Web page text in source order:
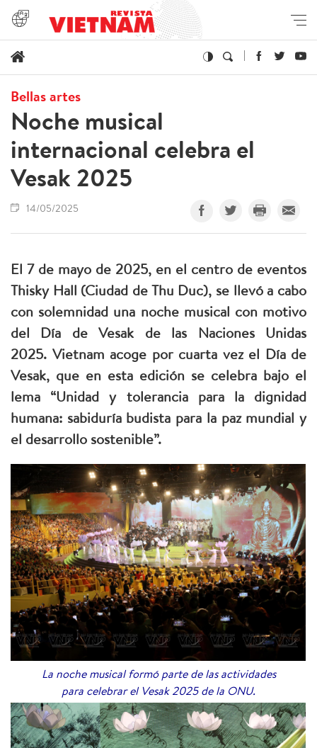
Bellas artes
Noche musical
internacional celebra el
Vesak 2025
14/05/2025
El 7 de mayo de 2025, en el centro de eventos
Thisky Hall (Ciudad de Thu Duc), se llevó a cabo
con solemnidad una noche musical con motivo
del Día de Vesak de las Naciones Unidas
2025. Vietnam acoge por cuarta vez el Día de
Vesak, que en esta edición se celebra bajo el
lema “Unidad y tolerancia para la dignidad
humana: sabiduría budista para la paz mundial y
el desarrollo sostenible”.
La noche musical formó parte de las actividades
para celebrar el Vesak 2025 de la ONU.